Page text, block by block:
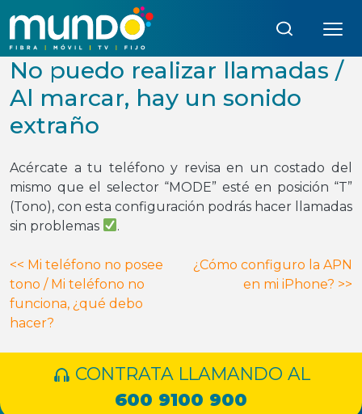
No puedo realizar llamadas /
Al marcar, hay un sonido
extraño
Acércate a tu teléfono y revisa en un costado del
mismo que el selector “MODE” esté en posición “T”
(Tono), con esta configuración podrás hacer llamadas
sin problemas
.
Navegación
de
entradas
<< Mi teléfono no posee
tono / Mi teléfono no
funciona, ¿qué debo
hacer?
¿Cómo configuro la APN
en mi iPhone? >>
CONTRATA LLAMANDO AL
600 9100 900